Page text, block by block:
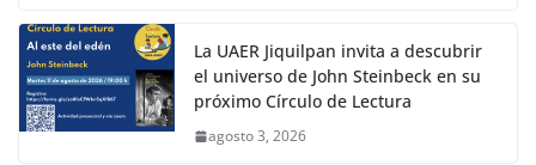
La UAER Jiquilpan invita a descubrir
el universo de John Steinbeck en su
próximo Círculo de Lectura
agosto 3, 2026